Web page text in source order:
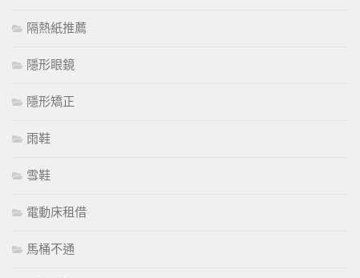
隔熱紙推薦
隱形眼鏡
隱形矯正
雨鞋
雪鞋
電動床租借
馬桶不通